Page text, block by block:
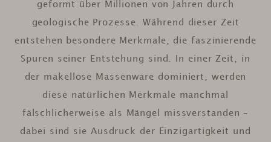
geformt über Millionen von Jahren durch
geologische Prozesse. Während dieser Zeit
entstehen besondere Merkmale, die faszinierende
Spuren seiner Entstehung sind. In einer Zeit, in
der makellose Massenware dominiert, werden
diese natürlichen Merkmale manchmal
fälschlicherweise als Mängel missverstanden –
dabei sind sie Ausdruck der Einzigartigkeit und